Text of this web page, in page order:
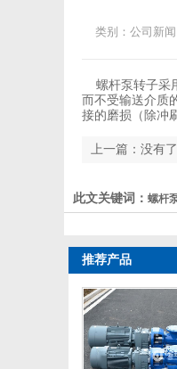
类别：公司新闻
螺杆泵转子采
而不受输送介质
接的磨损（除冲
上一篇：没有了
此文关键词： 螺杆
推荐产品